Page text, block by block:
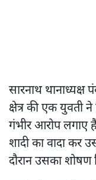
सारनाथ थानाध्यक्ष
क्षेत्र की एक युवती ने
गंभीर आरोप लगाए
शादी का वादा कर
दौरान उसका शोषण